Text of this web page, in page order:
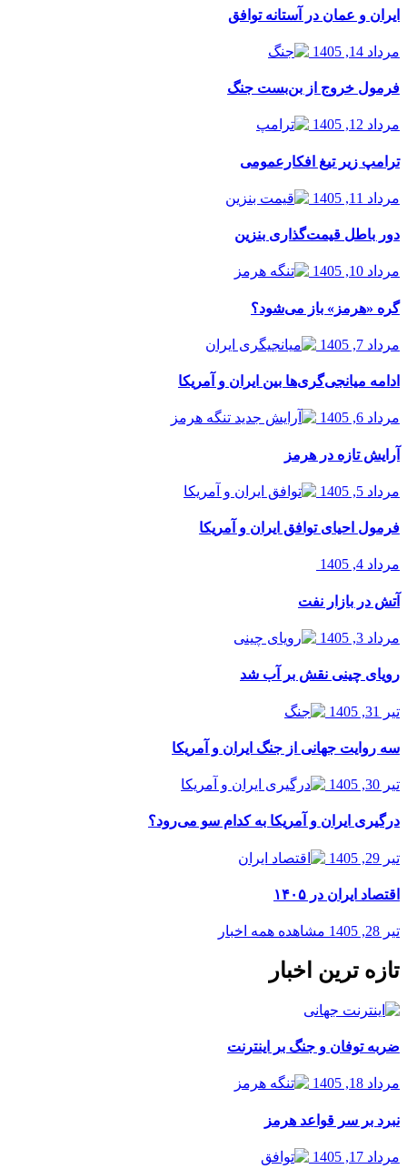
ایران و عمان در آستانه توافق
مرداد 14, 1405
فرمول خروج از بن‌بست جنگ
مرداد 12, 1405
ترامپ زیر تیغ افکارعمومی
مرداد 11, 1405
دور باطل قیمت‌گذاری بنزین
مرداد 10, 1405
گره «هرمز» باز می‌شود؟
مرداد 7, 1405
ادامه میانجی‌گری‌ها بین ایران و آمریکا
مرداد 6, 1405
آرایش تازه در هرمز
مرداد 5, 1405
فرمول احیای توافق ایران و آمریکا
مرداد 4, 1405
آتش در بازار نفت
مرداد 3, 1405
رویای چینی نقش بر آب شد
تیر 31, 1405
سه روایت جهانی از جنگ ایران و آمریکا
تیر 30, 1405
درگیری ایران و آمریکا به کدام سو می‌رود؟
تیر 29, 1405
اقتصاد ایران در ۱۴۰۵
تیر 28, 1405 مشاهده همه اخبار
تازه ترین اخبار
ضربه توفان و جنگ بر اینترنت
مرداد 18, 1405
نبرد بر سر قواعد هرمز
مرداد 17, 1405